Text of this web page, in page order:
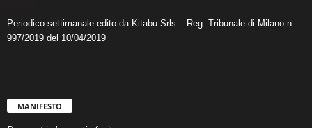
Periodico settimanale edito da Kitabu Srls – Reg. Tribunale di Milano n.
997/2019 del 10/04/2019
MANIFESTO